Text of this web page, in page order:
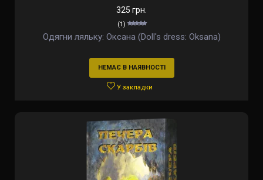
325 грн.
(1)
Одягни ляльку: Оксана (Doll's dress: Oksana)
НЕМАЄ В НАЯВНОСТІ
У закладки